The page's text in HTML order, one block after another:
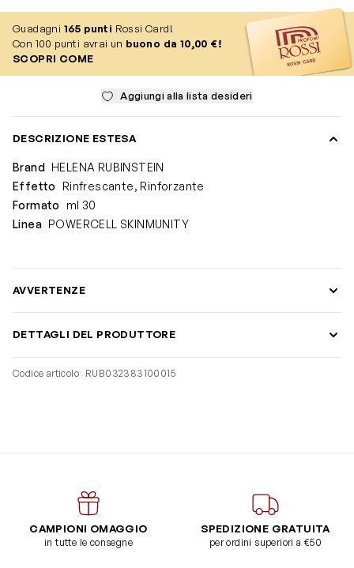
Guadagni 165 punti Rossi Card!
Con 100 punti avrai un buono da 10,00 €!
SCOPRI COME
Aggiungi alla lista desideri
DESCRIZIONE ESTESA
Brand HELENA RUBINSTEIN
Effetto
Rinfrescante, Rinforzante
Formato
ml 30
Linea POWERCELL SKINMUNITY
AVVERTENZE
DETTAGLI DEL PRODUTTORE
Codice articolo RUB032383100015
CAMPIONI OMAGGIO
in tutte le consegne
SPEDIZIONE GRATUITA
per ordini superiori a €50